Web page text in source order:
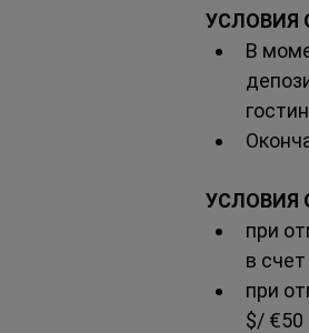
УСЛОВИЯ
В
УСЛОВИЯ
при
в
при
$/ €50